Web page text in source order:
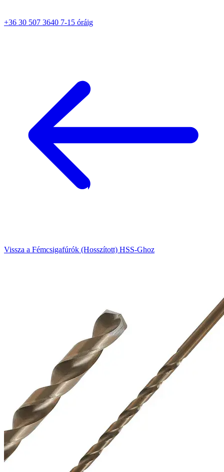
+36 30 507 3640 7-15 óráig
Vissza a Fémcsigafúrók (Hosszított) HSS-Ghoz